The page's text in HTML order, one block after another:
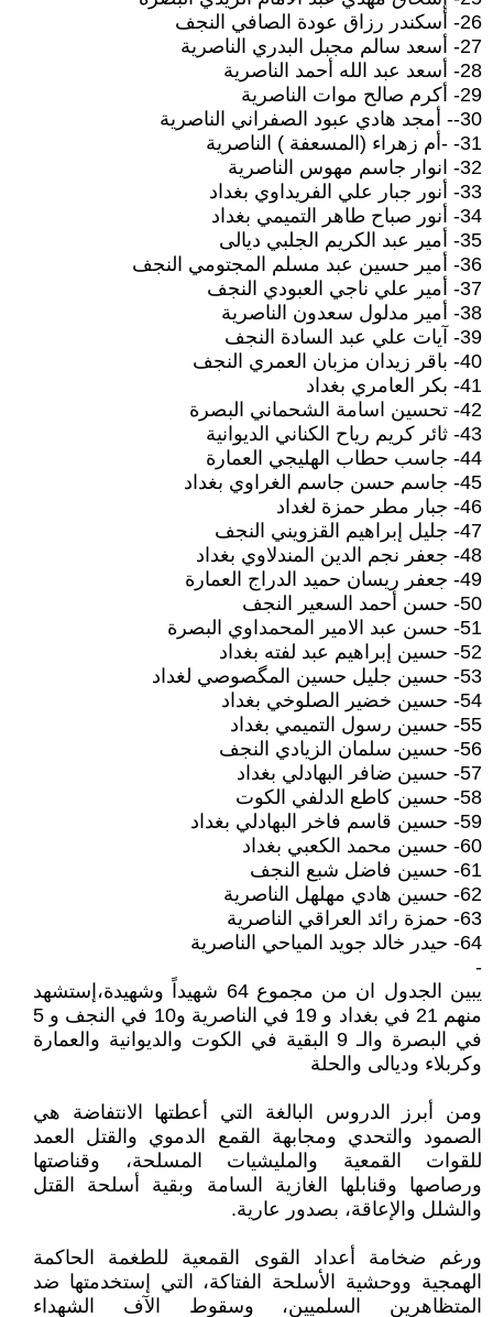
26- أسكندر رزاق عودة الصافي النجف
27- أسعد سالم مجبل البدري الناصرية
28- أسعد عبد الله أحمد الناصرية
29- أكرم صالح موات الناصرية
30-- أمجد هادي عبود الصفراني الناصرية
31- -أم زهراء (المسعفة ) الناصرية
32- انوار جاسم مهوس الناصرية
33- أنور جبار علي الفريداوي بغداد
34- أنور صباح طاهر التميمي بغداد
35- أمير عبد الكريم الجلبي ديالى
36- أمير حسين عبد مسلم المجتومي النجف
37- أمير علي ناجي العبودي النجف
38- أمير مدلول سعدون الناصرية
39- آيات علي عبد السادة النجف
40- باقر زيدان مزبان العمري النجف
41- بكر العامري بغداد
42- تحسين اسامة الشحماني البصرة
43- ثائر كريم رياح الكناني الديوانية
44- جاسب حطاب الهليجي العمارة
45- جاسم حسن جاسم الغراوي بغداد
46- جبار مطر حمزة لغداد
47- جليل إبراهيم القزويني النجف
48- جعفر نجم الدين المندلاوي بغداد
49- جعفر ريسان حميد الدراج العمارة
50- حسن أحمد السعير النجف
51- حسن عبد الامير المحمداوي البصرة
52- حسين إبراهيم عبد لفته بغداد
53- حسين جليل حسين المگصوصي لغداد
54- حسين خضير الصلوخي بغداد
55- حسين رسول التميمي بغداد
56- حسين سلمان الزيادي النجف
57- حسين ضافر البهادلي بغداد
58- حسين كاطع الدلفي الكوت
59- حسين قاسم فاخر البهادلي بغداد
60- حسين محمد الكعبي بغداد
61- حسين فاضل شبع النجف
62- حسين هادي مهلهل الناصرية
63- حمزة رائد العراقي الناصرية
64- حيدر خالد جويد المياحي الناصرية
-
يبين الجدول ان من مجموع 64 شهيداً وشهيدة،إستشهد
منهم 21 في بغداد و 19 في الناصرية و10 في النجف و 5
في البصرة والـ 9 البقية في الكوت والديوانية والعمارة
وكربلاء وديالى والحلة
ومن أبرز الدروس البالغة التي أعطتها الانتفاضة هي
الصمود والتحدي ومجابهة القمع الدموي والقتل العمد
للقوات القمعية والمليشيات المسلحة، وقناصتها
ورصاصها وقنابلها الغازية السامة وبقية أسلحة القتل
والشلل والإعاقة، بصدور عارية.
ورغم ضخامة أعداد القوى القمعية للطغمة الحاكمة
الهمجية ووحشية الأسلحة الفتاكة، التي إستخدمتها ضد
المتظاهرين السلميين، وسقوط الآف الشهداء